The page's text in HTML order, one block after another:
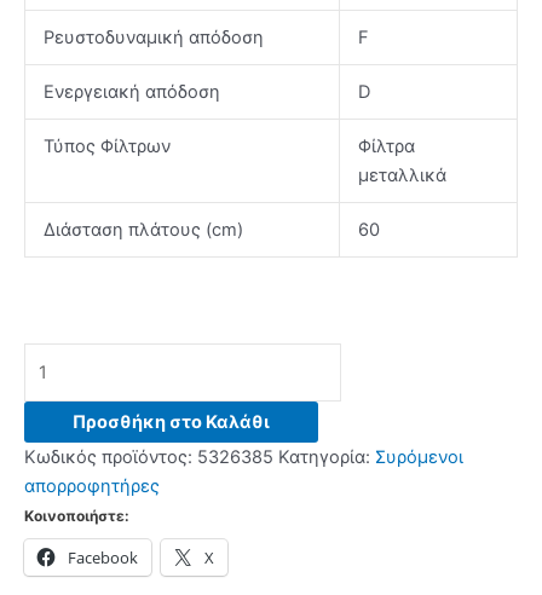
Ρευστοδυναμική απόδοση F
Ενεργειακή απόδοση D
Τύπος Φίλτρων
Φίλτρα
μεταλλικά
Διάσταση πλάτους (cm) 60
TURBO
INOX
(065037201)
Συρόμενοι
απορροφητήρες
Προσθήκη στο Καλάθι
Κωδικός προϊόντος: 5326385 Κατηγορία: Συρόμενοι
απορροφητήρες
Κοινοποιήστε:
Facebook X